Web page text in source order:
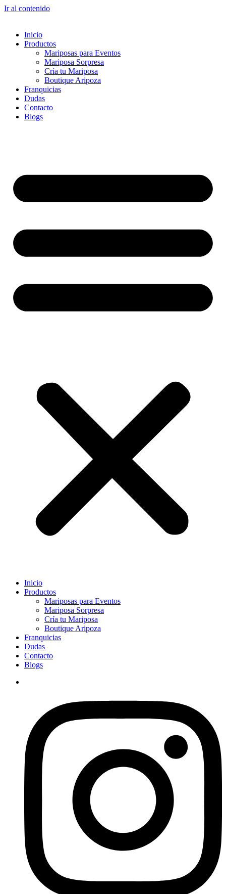
Ir al contenido
Inicio
Productos
Mariposas para Eventos
Mariposa Sorpresa
Cría tu Mariposa
Boutique Aripoza
Franquicias
Dudas
Contacto
Blogs
Inicio
Productos
Mariposas para Eventos
Mariposa Sorpresa
Cría tu Mariposa
Boutique Aripoza
Franquicias
Dudas
Contacto
Blogs